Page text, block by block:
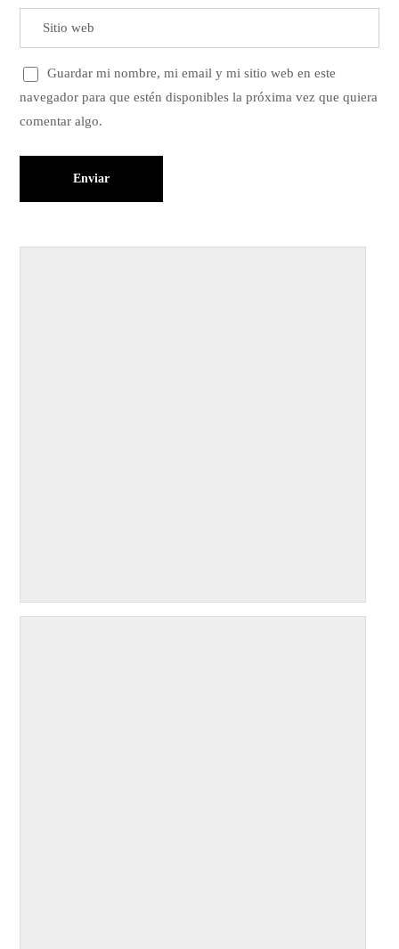
Guardar mi nombre, mi email y mi sitio web en este
navegador para que estén disponibles la próxima vez que quiera
comentar algo.